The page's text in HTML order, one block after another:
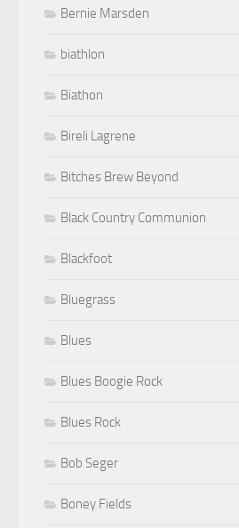
Bernie Marsden
biathlon
Biathon
Bireli Lagrene
Bitches Brew Beyond
Black Country Communion
Blackfoot
Bluegrass
Blues
Blues Boogie Rock
Blues Rock
Bob Seger
Boney Fields